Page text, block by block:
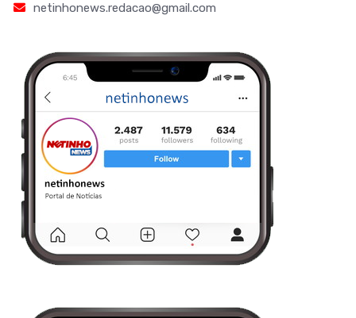
netinhonews.redacao@gmail.com